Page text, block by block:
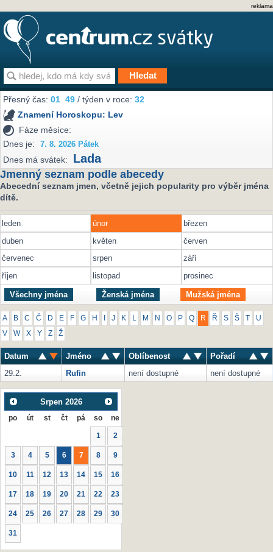
reklama
Přesný čas:01 49 / týden v roce:32
Znamení Horoskopu: Lev
Fáze měsíce:
Dnes je:
7. 8. 2026 Pátek
Dnes má svátek: Lada
Jmenný seznam podle abecedy
Abecední seznam jmen, včetně jejich popularity pro výběr jména
dítě.
leden únor
březen
duben
květen
červen
červenec
srpen
září
říjen
listopad prosinec
Všechny jména Ženská jména Mužská jména
A B C Č D E F G H J K M N O P Q R Ř S Š U
V W X Y Z Ž
Datum Jméno Oblíbenost
Pořadí
29.2.
Rufin není dostupné není dostupné
Srpen 2026
po út st čt pá so ne
1 2
3 4 5 6 7 8 9
10 11 12 13 14 15 16
17 18 19 20 21 22 23
24 25 26 27 28 29 30
31